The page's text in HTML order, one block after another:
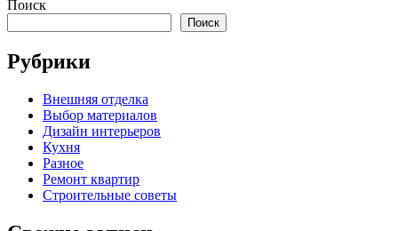
Поиск
Поиск
Рубрики
Внешняя отделка
Выбор материалов
Дизайн интерьеров
Кухня
Разное
Ремонт квартир
Строительные советы